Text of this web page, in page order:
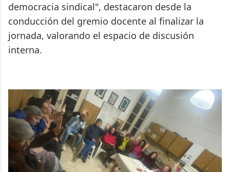
democracia sindical", destacaron desde la
conducción del gremio docente al finalizar la
jornada, valorando el espacio de discusión
interna.